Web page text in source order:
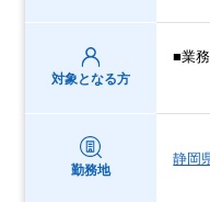
対象となる方
■業
勤務地
静岡